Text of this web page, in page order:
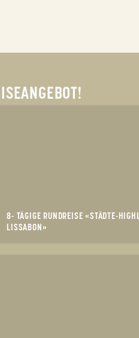
8- TÄGIGE RUNDREISE «STÄDTE-
LISSABON»